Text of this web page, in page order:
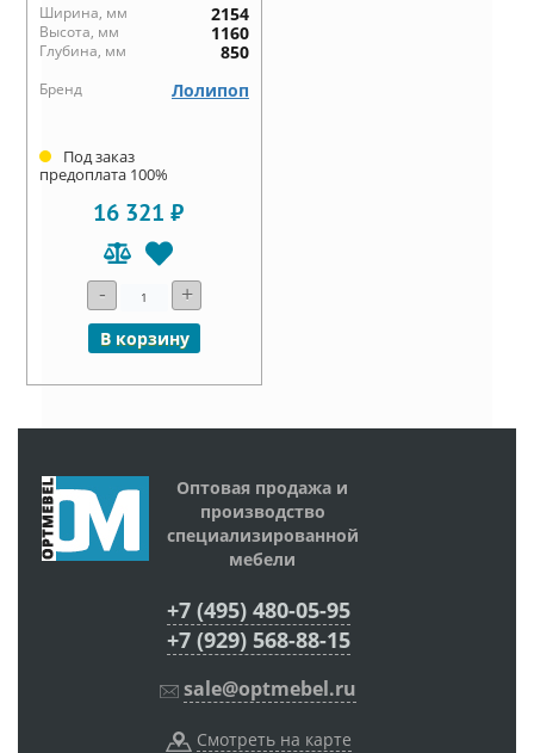
Ширина, мм 2154
Высота, мм 1160
Глубина, мм 850
Бренд Лолипоп
Под заказ
предоплата 100%
16 321 ₽
- +
В корзину
Оптовая продажа и
производство
специализированной
мебели
+7 (495) 480-05-95
+7 (929) 568-88-15
sale@optmebel.ru
Смотреть на карте